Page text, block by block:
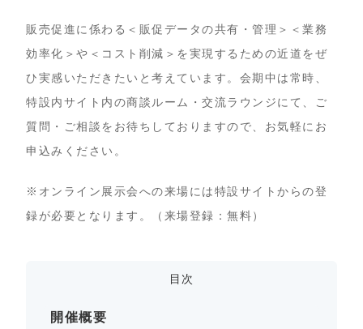
販売促進に係わる＜販促データの共有・管理＞＜業務
効率化＞や＜コスト削減＞を実現するための近道をぜ
ひ実感いただきたいと考えています。会期中は常時、
特設内サイト内の商談ルーム・交流ラウンジにて、ご
質問・ご相談をお待ちしておりますので、お気軽にお
申込みください。
※オンライン展示会への来場には特設サイトからの登
録が必要となります。（来場登録：無料）
目次
開催概要